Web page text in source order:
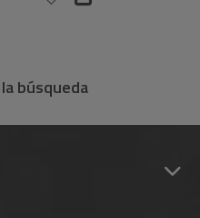
búsqueda